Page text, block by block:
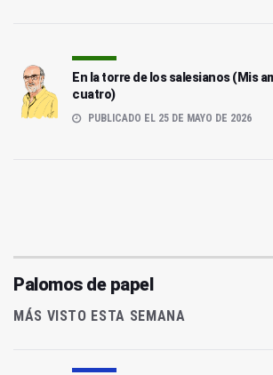
En la torre de los salesianos (Mis
cuatro)
PUBLICADO EL 25 DE MAYO DE 2026
Palomos de papel
MÁS VISTO ESTA SEMANA